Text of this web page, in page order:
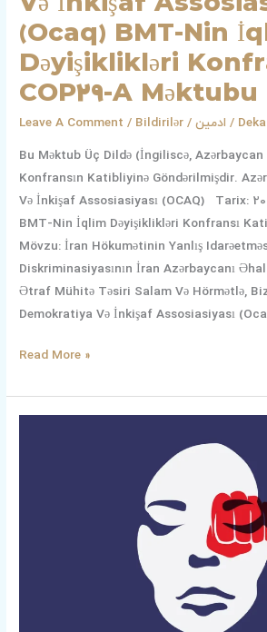
(Ocaq) BMT-Nin
Dəyişiklikləri
COP29-A Məktubu
Leave A Comment / Bildirilər / ادمین/
Bu Məktub Üç Dildə (İngiliscə,
Konfransın Katibliyinə Göndərilmişdir.
Və İnkişaf Assosiasiyası (OCAQ) Tarix:
BMT-Nin İqlim Dəyişiklikləri Konfransı
Mövzu: İran Hökumətinin Yanlış
Diskriminasiyasının İran Azərbaycanı
Ətraf Mühitə Təsiri Salam Və Hörmətlə,
Demokratiya Və İnkişaf Assosiasiyası
Read More »